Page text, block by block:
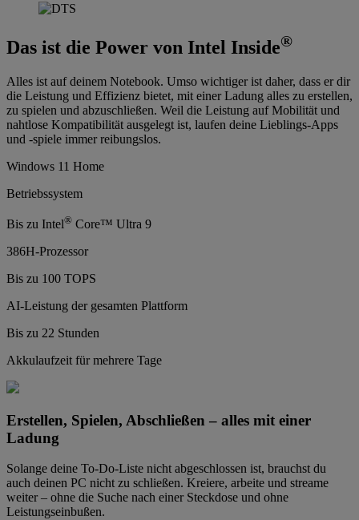
Das ist die Power von Intel Inside®
Alles ist auf deinem Notebook. Umso wichtiger ist daher, dass er dir
die Leistung und Effizienz bietet, mit einer Ladung alles zu erstellen,
zu spielen und abzuschließen. Weil die Leistung auf Mobilität und
nahtlose Kompatibilität ausgelegt ist, laufen deine Lieblings-Apps
und -spiele immer reibungslos.
Windows 11 Home
Betriebssystem
Bis zu Intel® Core™ Ultra 9
386H­-Prozessor
Bis zu 100 TOPS
AI-Leistung der gesamten Plattform
Bis zu 22 Stunden
Akkulaufzeit für mehrere Tage
Erstellen, Spielen, Abschließen – alles mit einer
Ladung
Solange deine To-Do-Liste nicht abgeschlossen ist, brauchst du
auch deinen PC nicht zu schließen. Kreiere, arbeite und streame
weiter – ohne die Suche nach einer Steckdose und ohne
Leistungseinbußen.